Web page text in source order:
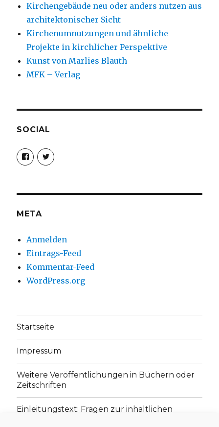
Kirchengebäude neu oder anders nutzen aus
architektonischer Sicht
Kirchenumnutzungen und ähnliche
Projekte in kirchlicher Perspektive
Kunst von Marlies Blauth
MFK – Verlag
SOCIAL
Profil
von
christoph.fleischer1
anzeigen
Profil
von
anzeigen
META
Anmelden
Eintrags-Feed
Kommentar-Feed
WordPress.org
Startseite
Impressum
Weitere Veröffentlichungen in Büchern oder
Zeitschriften
Einleitungstext: Fragen zur inhaltlichen